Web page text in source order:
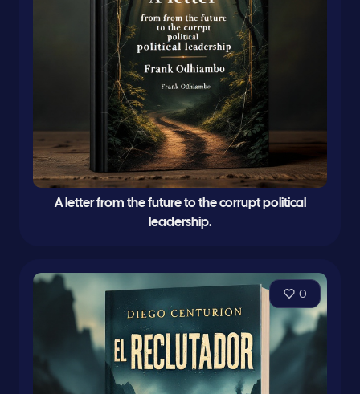
A letter from the future to the corrupt political
leadership.
0